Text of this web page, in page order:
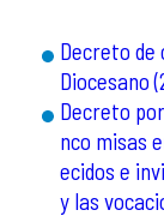
Decreto de
Diocesano
Decreto
nco misas
ecidos e
y las